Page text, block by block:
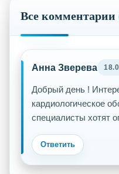
Все комментарии
Анна Зверева
Добрый день !
кардиологическое
специалисты хотят
Ответить